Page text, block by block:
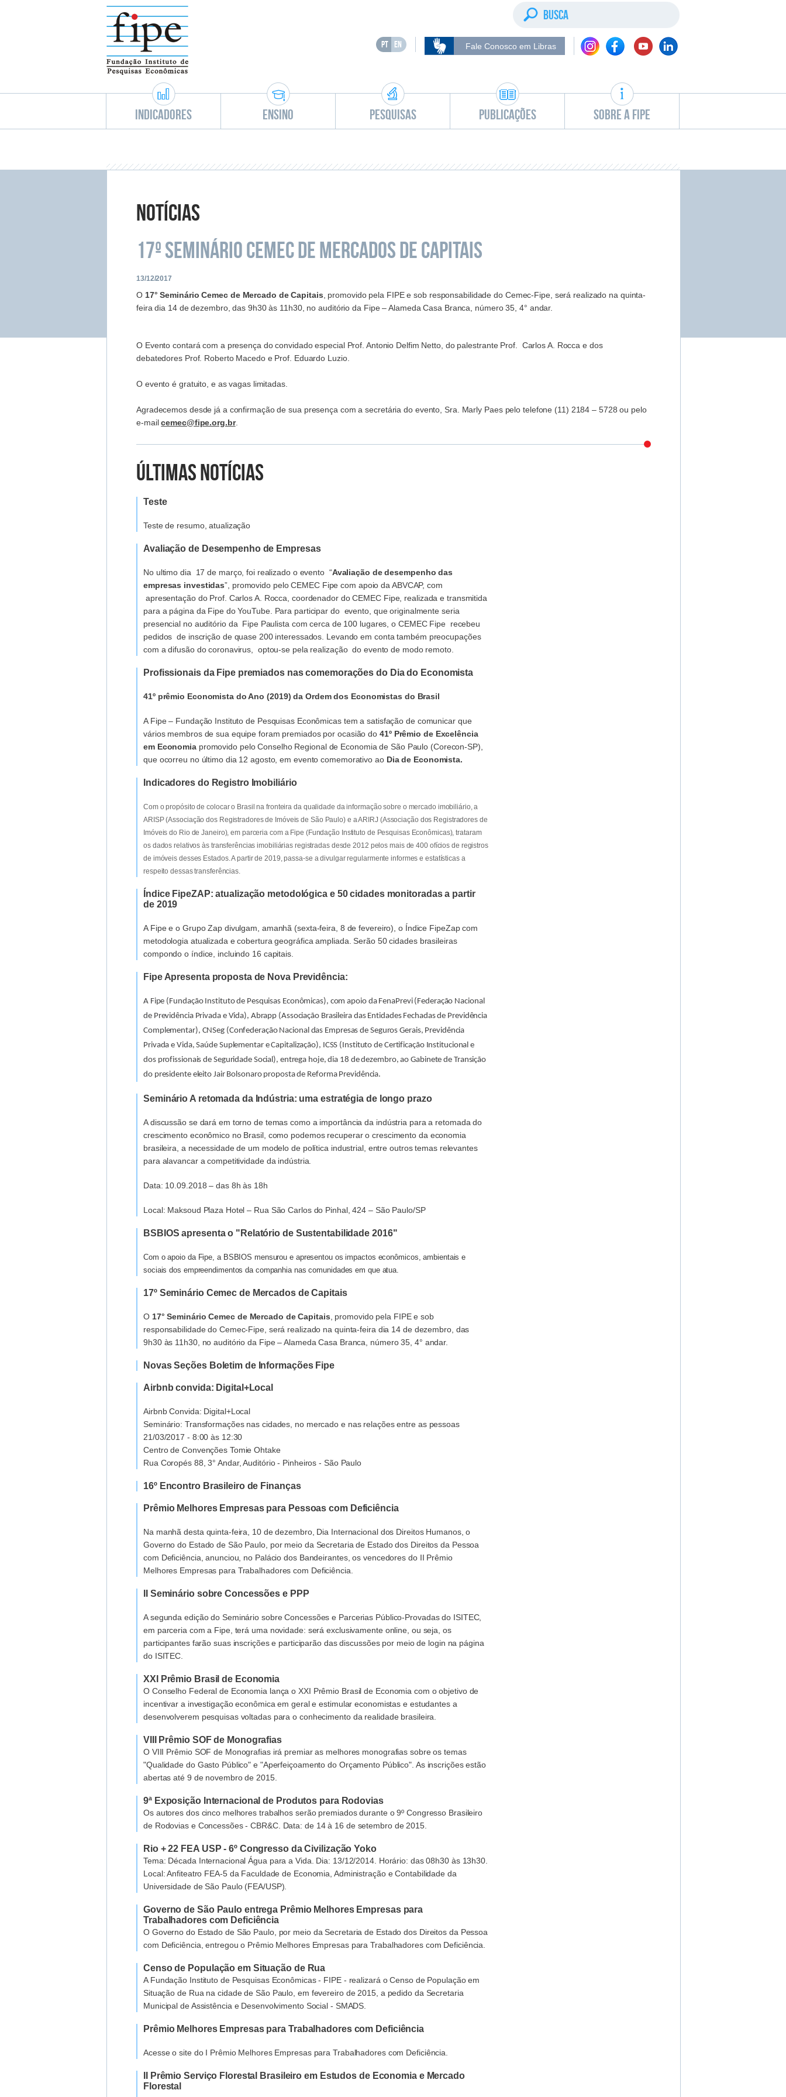
Fale Conosco em Libras
PT EN
Indicadores Ensino Pesquisas Publicações Sobre a Fipe
Notícias
17º Seminário Cemec de Mercados de Capitais
13/12/2017
O 17° Seminário Cemec de Mercado de Capitais , promovido pela FIPE e sob responsabilidade do Cemec-Fipe, será realizado na quinta-
feira dia 14 de dezembro, das 9h30 às 11h30, no auditório da Fipe – Alameda Casa Branca, número 35, 4° andar.
O Evento contará com a presença do convidado especial Prof. Antonio Delfim Netto, do palestrante Prof. Carlos A. Rocca e dos
debatedores Prof. Roberto Macedo e Prof. Eduardo Luzio.
O evento é gratuito, e as vagas limitadas.
Agradecemos desde já a confirmação de sua presença com a secretária do evento, Sra. Marly Paes pelo telefone (11) 2184 – 5728 ou pelo
e-mailcemec@fipe.org.br.
Últimas Notícias
Teste
Teste de resumo, atualização
Avaliação de Desempenho de Empresas
No ultimo dia 17 de março, foi realizado o evento “Avaliação de desempenho das
empresas investidas”, promovido pelo CEMEC Fipe com apoio da ABVCAP, com
apresentação do Prof. Carlos A. Rocca, coordenador do CEMEC Fipe, realizada e transmitida
para a página da Fipe do YouTube. Para participar do evento, que originalmente seria
presencial no auditório da Fipe Paulista com cerca de 100 lugares, o CEMEC Fipe recebeu
pedidos de inscrição de quase 200 interessados. Levando em conta também preocupações
com a difusão do coronavirus, optou-se pela realização do evento de modo remoto.
Profissionais da Fipe premiados nas comemorações do Dia do Economista
41º prêmio Economista do Ano (2019) da Ordem dos Economistas do Brasil
A Fipe – Fundação Instituto de Pesquisas Econômicas tem a satisfação de comunicar que
vários membros de sua equipe foram premiados por ocasião do 41º Prêmio de Excelência
em Economiapromovido pelo Conselho Regional de Economia de São Paulo (Corecon-SP),
que ocorreu no último dia 12 agosto, em evento comemorativo ao Dia de Economista.
Indicadores do Registro Imobiliário
Com o propósito de colocar o Brasil na fronteira da qualidade da informação sobre o mercado imobiliário, a
ARISP (Associação dos Registradores de Imóveis de São Paulo) e a ARIRJ (Associação dos Registradores de
Imóveis do Rio de Janeiro), em parceria com a Fipe (Fundação Instituto de Pesquisas Econômicas), trataram
os dados relativos às transferências imobiliárias registradas desde 2012 pelos mais de 400 ofícios de registros
de imóveis desses Estados. A partir de 2019, passa-se a divulgar regularmente informes e estatísticas a
respeito dessas transferências.
Índice FipeZAP: atualização metodológica e 50 cidades monitoradas a partir
de 2019
A Fipe e o Grupo Zap divulgam, amanhã (sexta-feira, 8 de fevereiro), o Índice FipeZap com
metodologia atualizada e cobertura geográfica ampliada. Serão 50 cidades brasileiras
compondo o índice, incluindo 16 capitais.
Fipe Apresenta proposta de Nova Previdência:
A Fipe (Fundação Instituto de Pesquisas Econômicas), com apoio da FenaPrevi (Federação Nacional
de Previdência Privada e Vida), Abrapp (Associação Brasileira das Entidades Fechadas de Previdência
Complementar), CNSeg (Confederação Nacional das Empresas de Seguros Gerais, Previdência
Privada e Vida, Saúde Suplementar e Capitalização), ICSS (Instituto de Certificação Institucional e
dos profissionais de Seguridade Social), entrega hoje, dia 18 de dezembro, ao Gabinete de Transição
do presidente eleito Jair Bolsonaro proposta de Reforma Previdência.
Seminário A retomada da Indústria: uma estratégia de longo prazo
A discussão se dará em torno de temas como a importância da indústria para a retomada do
crescimento econômico no Brasil, como podemos recuperar o crescimento da economia
brasileira, a necessidade de um modelo de política industrial, entre outros temas relevantes
para alavancar a competitividade da indústria.
Data: 10.09.2018 – das 8h às 18h
Local: Maksoud Plaza Hotel – Rua São Carlos do Pinhal, 424 – São Paulo/SP
BSBIOS apresenta o "Relatório de Sustentabilidade 2016"
Com o apoio da Fipe, a BSBIOS mensurou e apresentou os impactos econômicos, ambientais e
sociais dos empreendimentos da companhia nas comunidades em que atua.
17º Seminário Cemec de Mercados de Capitais
O 17° Seminário Cemec de Mercado de Capitais , promovido pela FIPE e sob
responsabilidade do Cemec-Fipe, será realizado na quinta-feira dia 14 de dezembro, das
9h30 às 11h30, no auditório da Fipe – Alameda Casa Branca, número 35, 4° andar.
Novas Seções Boletim de Informações Fipe
Airbnb convida: Digital+Local
Airbnb Convida: Digital+Local
Seminário: Transformações nas cidades, no mercado e nas relações entre as pessoas
21/03/2017 - 8:00 às 12:30
Centro de Convenções Tomie Ohtake
Rua Coropés 88, 3° Andar, Auditório - Pinheiros - São Paulo
16º Encontro Brasileiro de Finanças
Prêmio Melhores Empresas para Pessoas com Deficiência
Na manhã desta quinta-feira, 10 de dezembro, Dia Internacional dos Direitos Humanos, o
Governo do Estado de São Paulo, por meio da Secretaria de Estado dos Direitos da Pessoa
com Deficiência, anunciou, no Palácio dos Bandeirantes, os vencedores do II Prêmio
Melhores Empresas para Trabalhadores com Deficiência.
II Seminário sobre Concessões e PPP
A segunda edição do Seminário sobre Concessões e Parcerias Público-Provadas do ISITEC,
em parceria com a Fipe, terá uma novidade: será exclusivamente online, ou seja, os
participantes farão suas inscrições e participarão das discussões por meio de login na página
do ISITEC.
XXI Prêmio Brasil de Economia
O Conselho Federal de Economia lança o XXI Prêmio Brasil de Economia com o objetivo de
incentivar a investigação econômica em geral e estimular economistas e estudantes a
desenvolverem pesquisas voltadas para o conhecimento da realidade brasileira.
VIII Prêmio SOF de Monografias
O VIII Prêmio SOF de Monografias irá premiar as melhores monografias sobre os temas
"Qualidade do Gasto Público" e "Aperfeiçoamento do Orçamento Público". As inscrições estão
abertas até 9 de novembro de 2015.
9ª Exposição Internacional de Produtos para Rodovias
Os autores dos cinco melhores trabalhos serão premiados durante o 9º Congresso Brasileiro
de Rodovias e Concessões - CBR&C. Data: de 14 à 16 de setembro de 2015.
Rio + 22 FEA USP - 6º Congresso da Civilização Yoko
Tema: Década Internacional Água para a Vida. Dia: 13/12/2014. Horário: das 08h30 às 13h30.
Local: Anfiteatro FEA-5 da Faculdade de Economia, Administração e Contabilidade da
Universidade de São Paulo (FEA/USP).
Governo de São Paulo entrega Prêmio Melhores Empresas para
Trabalhadores com Deficiência
O Governo do Estado de São Paulo, por meio da Secretaria de Estado dos Direitos da Pessoa
com Deficiência, entregou o Prêmio Melhores Empresas para Trabalhadores com Deficiência.
Censo de População em Situação de Rua
A Fundação Instituto de Pesquisas Econômicas - FIPE - realizará o Censo de População em
Situação de Rua na cidade de São Paulo, em fevereiro de 2015, a pedido da Secretaria
Municipal de Assistência e Desenvolvimento Social - SMADS.
Prêmio Melhores Empresas para Trabalhadores com Deficiência
Acesse o site do I Prêmio Melhores Empresas para Trabalhadores com Deficiência.
II Prêmio Serviço Florestal Brasileiro em Estudos de Economia e Mercado
Florestal